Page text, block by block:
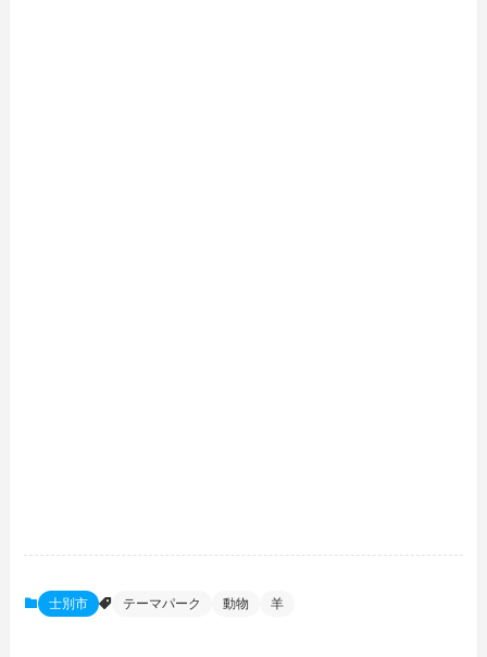
士別市 テーマパーク 動物 羊